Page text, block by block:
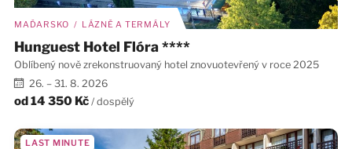
MAĎARSKO / LÁZNĚ A TERMÁLY
Hunguest Hotel Flóra ****
Oblíbený nově zrekonstruovaný hotel znovuotevřený v roce 2025
26. – 31. 8. 2026
od14 350 Kč / dospělý
LAST MINUTE